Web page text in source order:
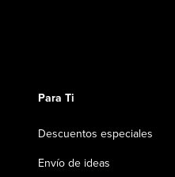
Para Ti
Descuentos especiales
Envío de ideas